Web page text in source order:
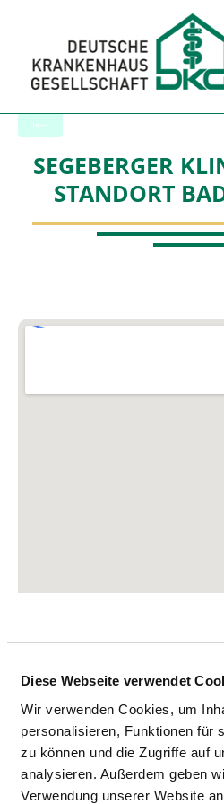
Diese Webseite verwendet
Wir verwenden Cookies, um
personalisieren, Funktionen für
zu können und die Zugriffe auf
analysieren. Außerdem geben
Verwendung unserer Website
SEGEBERGER
STANDORT
Klosterkamp 1a
Tel.:04551-802-4910
Mail:
Anfahrt